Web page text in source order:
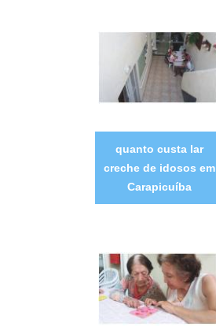
quanto custa lar
creche de idosos em
Carapicuíba